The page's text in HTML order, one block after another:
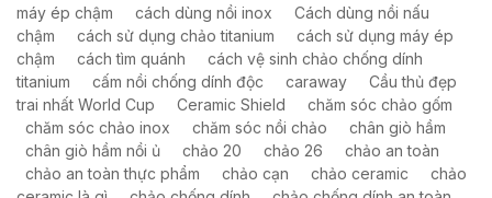
máy ép chậm
cách dùng nồi inox
Cách dùng nồi nấu
chậm
cách sử dụng chảo titanium
cách sử dụng máy ép
chậm
cách tìm quánh
cách vệ sinh chảo chống dính
titanium
cấm nồi chống dính độc caraway
Cầu thủ đẹp
trai nhất World Cup
Ceramic Shield
chăm sóc chảo gốm
chăm sóc chảo inox
chăm sóc nồi chảo
chân giò hầm
chân giò hầm nồi ủ
chảo 20 chảo 26
chảo an toàn
chảo an toàn thực phẩm
chảo cạn chảo ceramic
chảo